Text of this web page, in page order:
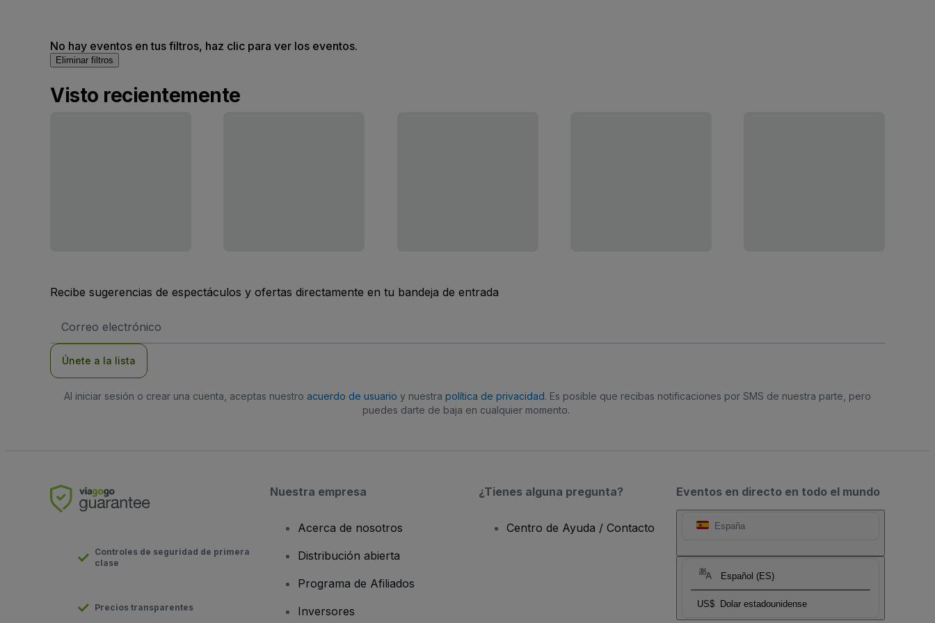
No hay eventos en tus filtros, haz clic para ver los eventos.
Eliminar filtros
Visto recientemente
Recibe sugerencias de espectáculos y ofertas directamente en tu bandeja de entrada
de
Únete a la lista
Al iniciar sesión o crear una cuenta, aceptas nuestro acuerdo de usuario y nuestra política de privacidad. Es posible que recibas notificaciones por SMS de nuestra parte, pero
puedes darte de baja en cualquier momento.
Eventos en directo en todo el mundo
España
Español (ES)
US$ Dolar estadounidense
Controles de seguridad de primera
clase
Precios transparentes
Nuestra empresa
Acerca de nosotros
Distribución abierta
Programa de Afiliados
Inversores
¿Tienes alguna pregunta?
Centro de Ayuda / Contacto